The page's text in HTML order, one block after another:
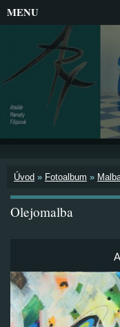
Úvod » Fotoalbum »
Olejomalba
MENU